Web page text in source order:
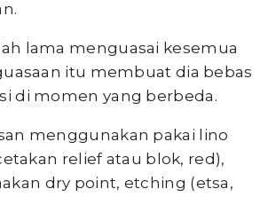
lama menguasai kesemua
itu membuat dia bebas
di momen yang berbeda.
menggunakan pakai lino
relief atau blok, red),
dry point, etching (etsa,